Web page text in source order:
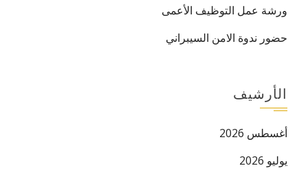
ورشة عمل التوظيف الأعمى
حضور ندوة الامن السيبراني
الأرشيف
أغسطس 2026
يوليو 2026